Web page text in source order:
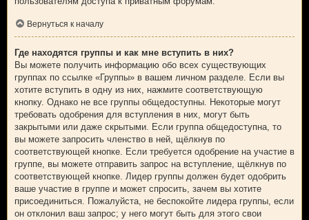
Вернуться к началу
Где находятся группы и как мне вступить в них?
Вы можете получить информацию обо всех существующих
группах по ссылке «Группы» в вашем личном разделе. Если вы
хотите вступить в одну из них, нажмите соответствующую
кнопку. Однако не все группы общедоступны. Некоторые могут
требовать одобрения для вступления в них, могут быть
закрытыми или даже скрытыми. Если группа общедоступна, то
вы можете запросить членство в ней, щёлкнув по
соответствующей кнопке. Если требуется одобрение на участие в
группе, вы можете отправить запрос на вступление, щёлкнув по
соответствующей кнопке. Лидер группы должен будет одобрить
ваше участие в группе и может спросить, зачем вы хотите
присоединиться. Пожалуйста, не беспокойте лидера группы, если
он отклонил ваш запрос; у него могут быть для этого свои